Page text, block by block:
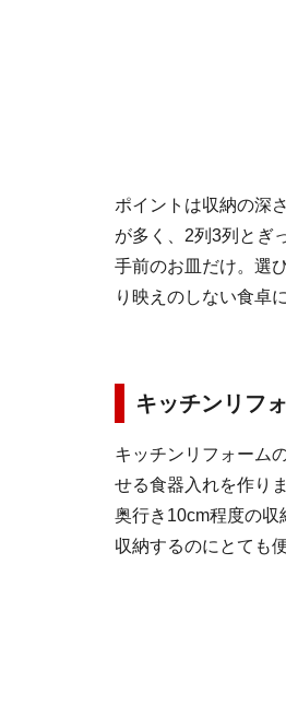
ポイントは収納の深
が多く、2列3列とぎ
手前のお皿だけ。選
り映えのしない食卓
キッチンリフ
キッチンリフォーム
せる食器入れを作り
奥行き10cm程度の
収納するのにとても